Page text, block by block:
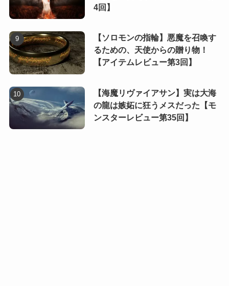
4回】
【ソロモンの指輪】悪魔を召喚す
るための、天使からの贈り物！
【アイテムレビュー第3回】
【海魔リヴァイアサン】実は大海
の龍は嫉妬に狂うメスだった【モ
ンスターレビュー第35回】